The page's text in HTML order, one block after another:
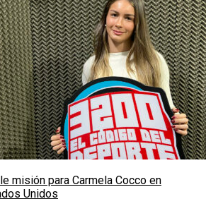
misión para Carmela Cocco en
Unidos